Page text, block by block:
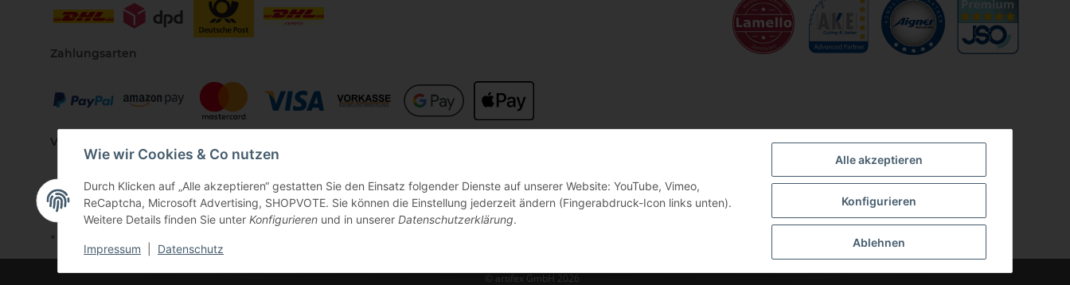
Alle akzeptieren
Konfigurieren
Ablehnen
Wie wir Cookies & Co nutzen
Durch Klicken auf „Alle akzeptieren“ gestatten Sie den Einsatz folgender Dienste auf unserer Website: YouTube, Vimeo,
ReCaptcha, Microsoft Advertising, SHOPVOTE. Sie können die Einstellung jederzeit ändern (Fingerabdruck-Icon links unten).
Weitere Details finden Sie unter Konfigurieren und in unserer Datenschutzerklärung.
Impressum Datenschutz
Zahlungsarten
Vertriebspartner
* Alle Preise inkl. gesetzlicher USt., zzgl.
© artifex GmbH 2026